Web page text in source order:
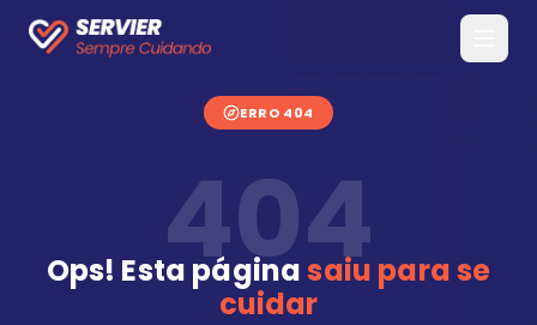
ERRO 404
404
Ops! Esta páginasaiu para se
cuidar